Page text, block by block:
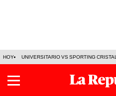
HOY UNIVERSITARIO VS SPORTING CRISTAL